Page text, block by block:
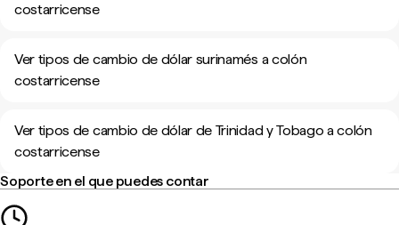
costarricense
Ver tipos de cambio de dólar surinamés a colón
costarricense
Ver tipos de cambio de dólar de Trinidad y Tobago a colón
costarricense
Soporte en el que puedes contar